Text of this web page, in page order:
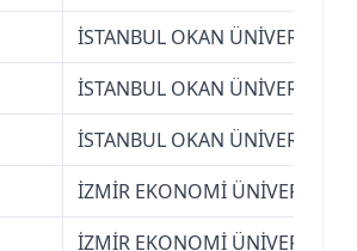
İSTANBUL OKAN ÜNİVERSİTESİ
İSTANBUL OKAN ÜNİVERSİTESİ
İSTANBUL OKAN ÜNİVERSİTESİ
İZMİR EKONOMİ ÜNİVERSİTESİ
İZMİR EKONOMİ ÜNİVERSİTESİ